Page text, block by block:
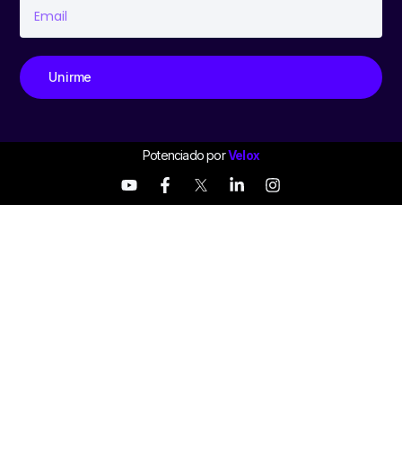
Unirme
Potenciado porVelox